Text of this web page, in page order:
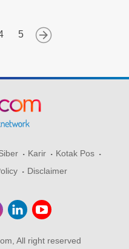
5
Karir
Kotak Pos
Disclaimer
All right reserved